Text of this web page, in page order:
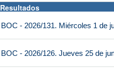
Resultados
BOC - 2026/131. Miércoles 1 de
BOC - 2026/126. Jueves 25 de